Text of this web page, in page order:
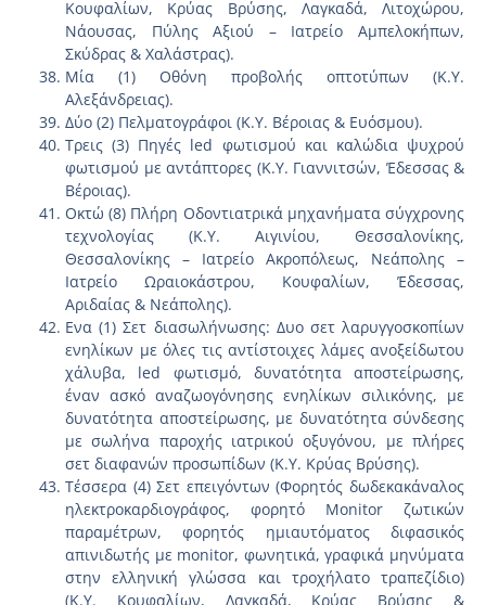
Κουφαλίων, Κρύας Βρύσης, Λαγκαδά, Λιτοχώρου,
Νάουσας, Πύλης Αξιού – Ιατρείο Αμπελοκήπων,
Σκύδρας & Χαλάστρας).
Μία (1) Οθόνη προβολής οπτοτύπων (Κ.Υ.
Αλεξάνδρειας).
Δύο (2) Πελματογράφοι (Κ.Υ. Βέροιας & Ευόσμου).
Τρεις (3) Πηγές led φωτισμού και καλώδια ψυχρού
φωτισμού με αντάπτορες (Κ.Υ. Γιαννιτσών, Έδεσσας &
Βέροιας).
Οκτώ (8) Πλήρη Οδοντιατρικά μηχανήματα σύγχρονης
τεχνολογίας (Κ.Υ. Αιγινίου, Θεσσαλονίκης,
Θεσσαλονίκης – Ιατρείο Ακροπόλεως, Νεάπολης –
Ιατρείο Ωραιοκάστρου, Κουφαλίων, Έδεσσας,
Αριδαίας & Νεάπολης).
Ενα (1) Σετ διασωλήνωσης: Δυο σετ λαρυγγοσκοπίων
ενηλίκων με όλες τις αντίστοιχες λάμες ανοξείδωτου
χάλυβα, led φωτισμό, δυνατότητα αποστείρωσης,
έναν ασκό αναζωογόνησης ενηλίκων σιλικόνης, με
δυνατότητα αποστείρωσης, με δυνατότητα σύνδεσης
με σωλήνα παροχής ιατρικού οξυγόνου, με πλήρες
σετ διαφανών προσωπίδων (Κ.Υ. Κρύας Βρύσης).
Τέσσερα (4) Σετ επειγόντων (Φορητός δωδεκακάναλος
ηλεκτροκαρδιογράφος, φορητό Monitor ζωτικών
παραμέτρων, φορητός ημιαυτόματος διφασικός
απινιδωτής με monitor, φωνητικά, γραφικά μηνύματα
στην ελληνική γλώσσα και τροχήλατο τραπεζίδιο)
(Κ.Υ. Κουφαλίων, Λαγκαδά, Κρύας Βρύσης &